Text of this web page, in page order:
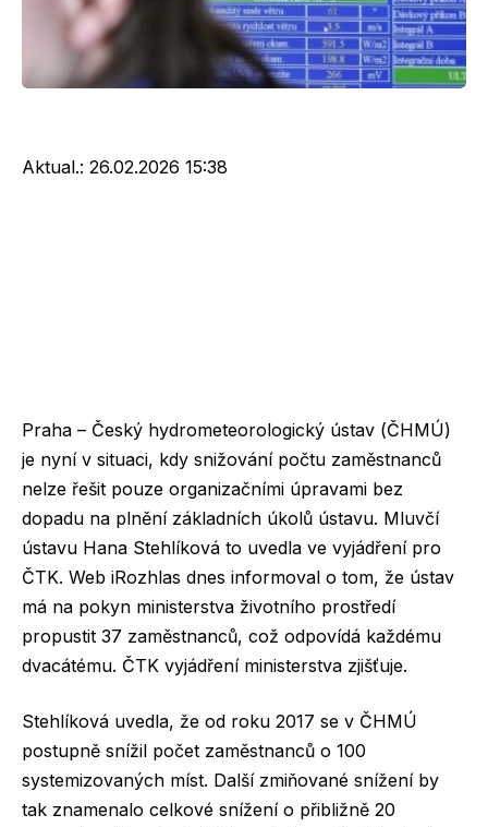
Aktual.: 26.02.2026 15:38
Praha – Český hydrometeorologický ústav (ČHMÚ)
je nyní v situaci, kdy snižování počtu zaměstnanců
nelze řešit pouze organizačními úpravami bez
dopadu na plnění základních úkolů ústavu. Mluvčí
ústavu Hana Stehlíková to uvedla ve vyjádření pro
ČTK. Web iRozhlas dnes informoval o tom, že ústav
má na pokyn ministerstva životního prostředí
propustit 37 zaměstnanců, což odpovídá každému
dvacátému. ČTK vyjádření ministerstva zjišťuje.
Stehlíková uvedla, že od roku 2017 se v ČHMÚ
postupně snížil počet zaměstnanců o 100
systemizovaných míst. Další zmiňované snížení by
tak znamenalo celkové snížení o přibližně 20